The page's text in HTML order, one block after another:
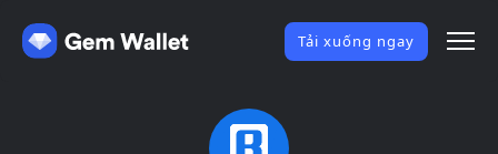
Tải xuống ngay